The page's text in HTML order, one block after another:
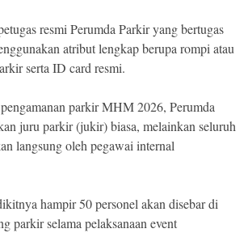
resmi Perumda Parkir yang bertugas
atribut lengkap berupa rompi atau
serta ID card resmi.
parkir MHM 2026, Perumda
juru parkir (jukir) biasa, melainkan seluruh
langsung oleh pegawai internal
hampir 50 personel akan disebar di
parkir selama pelaksanaan event